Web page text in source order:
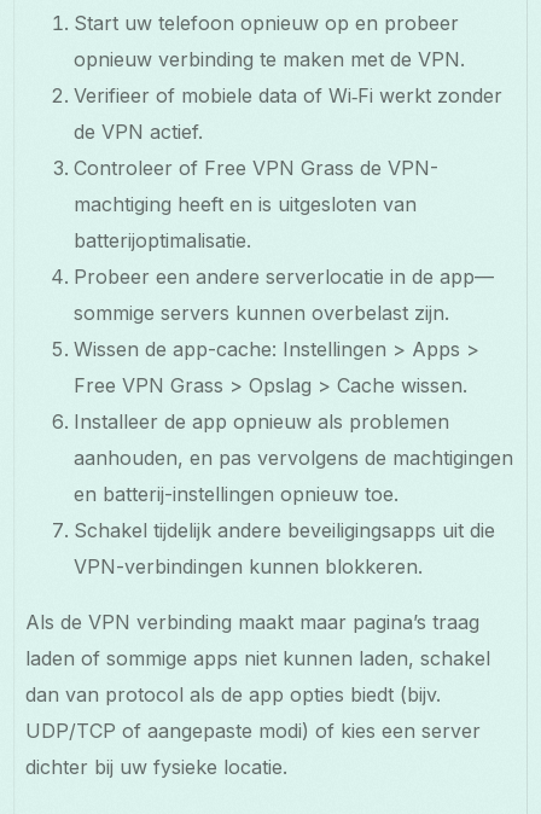
Start uw telefoon opnieuw op en probeer
opnieuw verbinding te maken met de VPN.
Verifieer of mobiele data of Wi‑Fi werkt zonder
de VPN actief.
Controleer of Free VPN Grass de VPN-
machtiging heeft en is uitgesloten van
batterijoptimalisatie.
Probeer een andere serverlocatie in de app—
sommige servers kunnen overbelast zijn.
Wissen de app-cache: Instellingen > Apps >
Free VPN Grass > Opslag > Cache wissen.
Installeer de app opnieuw als problemen
aanhouden, en pas vervolgens de machtigingen
en batterij-instellingen opnieuw toe.
Schakel tijdelijk andere beveiligingsapps uit die
VPN-verbindingen kunnen blokkeren.
Als de VPN verbinding maakt maar pagina’s traag
laden of sommige apps niet kunnen laden, schakel
dan van protocol als de app opties biedt (bijv.
UDP/TCP of aangepaste modi) of kies een server
dichter bij uw fysieke locatie.